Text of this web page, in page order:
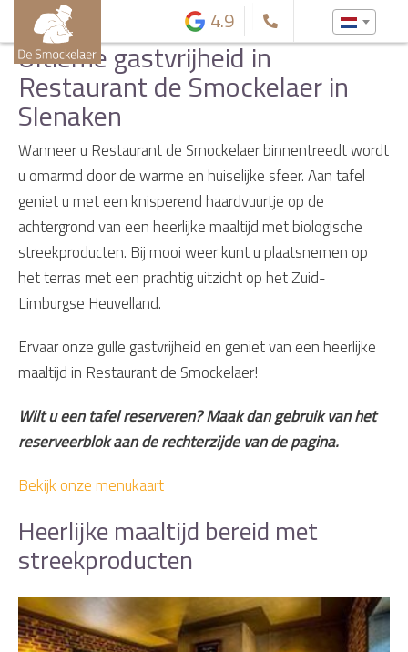
4.9
Ultieme gastvrijheid in
Restaurant de Smockelaer in
Slenaken
Wanneer u Restaurant de Smockelaer binnentreedt wordt
u omarmd door de warme en huiselijke sfeer. Aan tafel
geniet u met een knisperend haardvuurtje op de
achtergrond van een heerlijke maaltijd met biologische
streekproducten. Bij mooi weer kunt u plaatsnemen op
het terras met een prachtig uitzicht op het Zuid-
Limburgse Heuvelland.
Ervaar onze gulle gastvrijheid en geniet van een heerlijke
maaltijd in Restaurant de Smockelaer!
Wilt u een tafel reserveren? Maak dan gebruik van het
reserveerblok aan de rechterzijde van de pagina.
Bekijk onze menukaart
Heerlijke maaltijd bereid met
streekproducten